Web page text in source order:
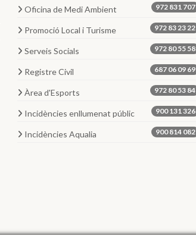
Oficina de Medi Ambient 972 831 707
Promoció Local i Turisme 972 83 23 22
Serveis Socials 972 80 55 58
Registre Civil 687 06 09 69
Àrea d'Esports 972 80 53 84
Incidències enllumenat públic 900 131 326
Incidències Aqualia 900 814 082